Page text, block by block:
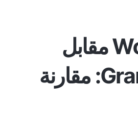
Wordtune مقابل
Grammarly: مقارنة